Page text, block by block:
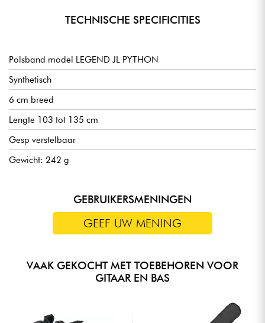
TECHNISCHE SPECIFICITIES
Polsband model LEGEND JL PYTHON
Synthetisch
6 cm breed
Lengte 103 tot 135 cm
Gesp verstelbaar
Gewicht: 242 g
GEBRUIKERSMENINGEN
GEEF UW MENING
VAAK GEKOCHT MET TOEBEHOREN VOOR
GITAAR EN BAS